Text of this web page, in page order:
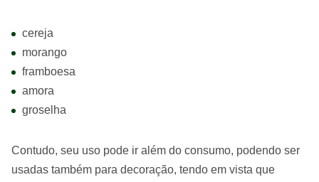
cereja
morango
framboesa
amora
groselha
Contudo, seu uso pode ir além do consumo, podendo ser
usadas também para decoração, tendo em vista que